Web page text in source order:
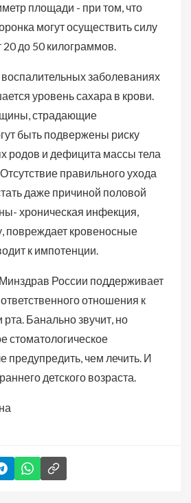
площади - при том, что
могут осуществить силу
до 50 килограммов.
воспалительных заболеваниях
уровень сахара в крови.
страдающие
быть подвержены риску
родов и дефицита массы тела
правильного ухода
даже причиной половой
хроническая инфекция,
повреждает кровеносные
к импотенции.
России поддерживает
отношения к
Банально звучит, но
стоматологическое
предупредить, чем лечить. И
детского возраста.